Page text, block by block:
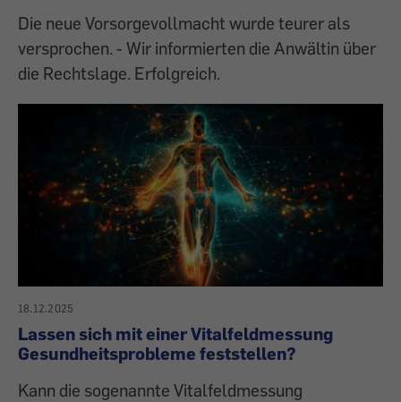
Die neue Vorsorgevollmacht wurde teurer als
versprochen. - Wir informierten die Anwältin über
die Rechtslage. Erfolgreich.
18.12.2025
Lassen sich mit einer Vitalfeldmessung
Gesundheitsprobleme feststellen?
Kann die sogenannte Vitalfeldmessung